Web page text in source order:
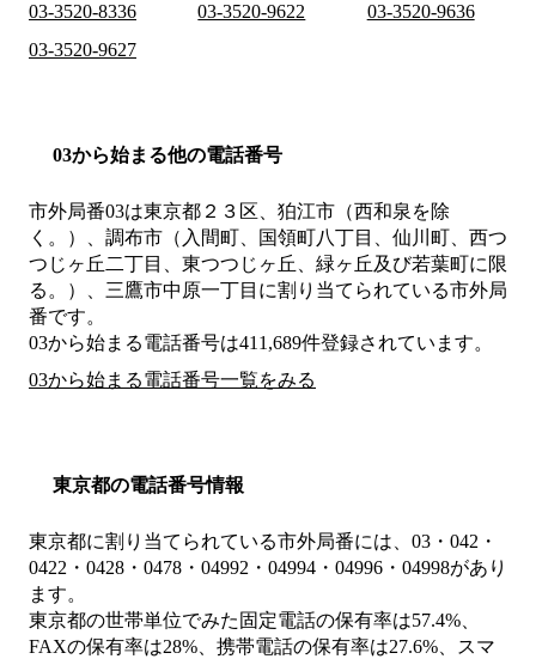
03-3520-8336
03-3520-9622
03-3520-9636
03-3520-9627
03から始まる他の電話番号
市外局番03は東京都２３区、狛江市（西和泉を除
く。）、調布市（入間町、国領町八丁目、仙川町、西つ
つじヶ丘二丁目、東つつじヶ丘、緑ヶ丘及び若葉町に限
る。）、三鷹市中原一丁目 に割り当てられている市外局
番です。
03から始まる電話番号は411,689件登録されています。
03から始まる電話番号一覧をみる
東京都の電話番号情報
東京都に割り当てられている市外局番には、03・042・
0422・0428・0478・04992・04994・04996・04998があり
ます。
東京都の世帯単位でみた固定電話の保有率は57.4%、
FAXの保有率は28%、携帯電話の保有率は27.6%、スマ